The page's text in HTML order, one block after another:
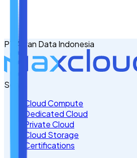
Tulis Kebutuhan Anda di Sini
PT Awan Data Indonesia
Servis
Cloud Compute
Dedicated Cloud
Private Cloud
Cloud Storage
Certifications